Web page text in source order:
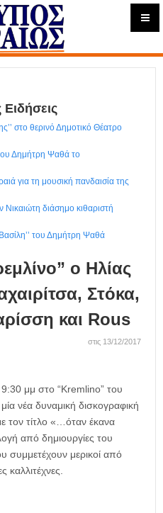
Ειδήσεις
στο θερινό Δημοτικό Θέατρο
Δημήτρη Ψαθά το
για τη μουσική πανδαισία της
Νικαιώτη διάσημο κιθαριστή
του Δημήτρη Ψαθά
ο Ηλίας
Στόκα,
και Rous
στις 13/12/2017
μμ στο “Kremlino” του
νέα δυναμική δισκογραφική
τον τίτλο «…όταν έκανα
από δημιουργίες του
συμμετέχουν μερικοί από
καλλιτέχνες.